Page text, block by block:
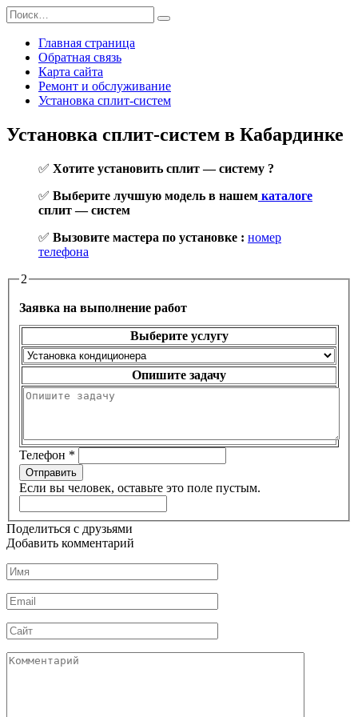
Перейти
к
содержанию
Search
for:
Главная страница
Обратная связь
Карта сайта
Ремонт и обслуживание
Установка сплит-систем
Установка сплит-систем в Кабардинке
✅ Хотите установить сплит — систему ?
✅ Выберите лучшую модель в нашем каталоге
сплит — систем
✅ Вызовите мастера по установке : номер
телефона
2
Заявка на выполнение работ
Выберите услугу
Опишите задачу
Телефон *
Отправить
Если вы человек, оставьте это поле пустым.
Поделиться с друзьями
Добавить комментарий
Имя
*
Email
*
Сайт
Комментарий